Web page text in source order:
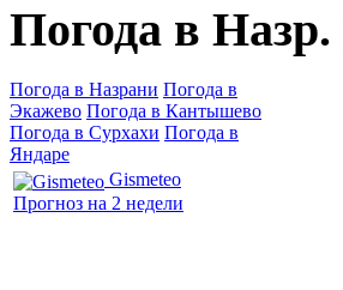
Погода в Назр.
Погода в Назрани Погода в
Экажево Погода в Кантышево
Погода в Сурхахи Погода в
Яндаре
Gismeteo
Прогноз на 2 недели